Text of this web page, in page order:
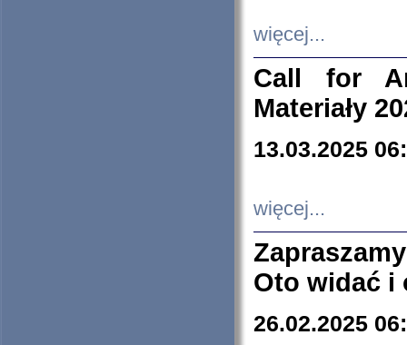
więcej...
Call for
Materiały
13.03.2025
więcej...
Oto widać i
26.02.2025